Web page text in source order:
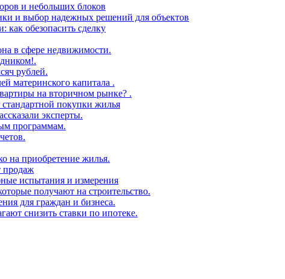
и небольших блоков
и выбор надежных решений для объектов
обезопасить сделку
в сфере недвижимости.
рублей.
материнского капитала .
на вторичном рынке? .
покупки жилья
эксперты.
программам.
на приобретение жилья.
продаж
испытания и измерения
получают на строительство.
для граждан и бизнеса.
снизить ставки по ипотеке.